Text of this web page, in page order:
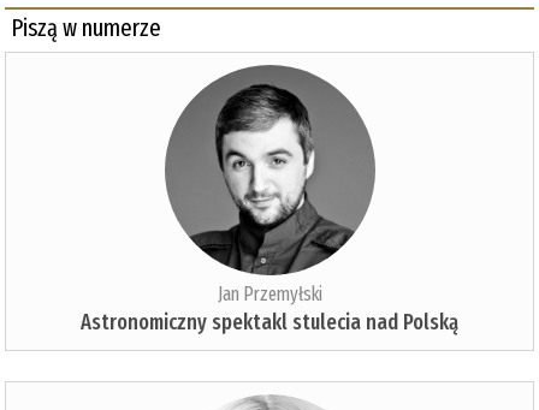
Piszą w numerze
Jan Przemyłski
Astronomiczny spektakl stulecia nad Polską